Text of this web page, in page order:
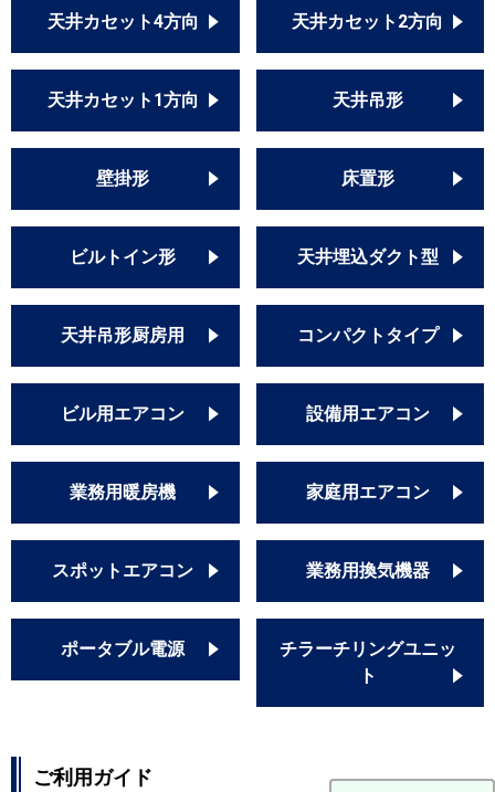
天井カセット4方向 天井カセット2方向
天井カセット1方向 天井吊形
壁掛形 床置形
ビルトイン形 天井埋込ダクト型
天井吊形厨房用 コンパクトタイプ
ビル用エアコン 設備用エアコン
業務用暖房機 家庭用エアコン
スポットエアコン 業務用換気機器
ポータブル電源
チラーチリングユニッ
ト
ご利用ガイド